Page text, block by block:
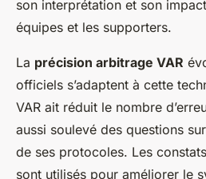
son interprétation et son
équipes et les supporters.
La précision arbitrage VAR
officiels s’adaptent à cette
VAR ait réduit le nombre
aussi soulevé des questions
de ses protocoles. Les
sont utilisés pour améliorer le